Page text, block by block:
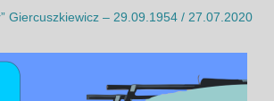
Giercuszkiewicz – 29.09.1954 / 27.07.2020